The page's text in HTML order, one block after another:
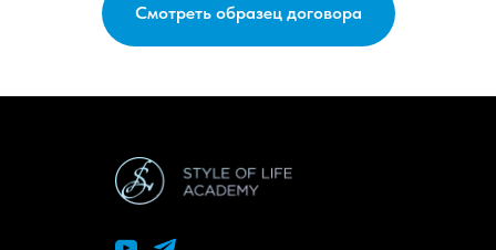
Смотреть образец договора